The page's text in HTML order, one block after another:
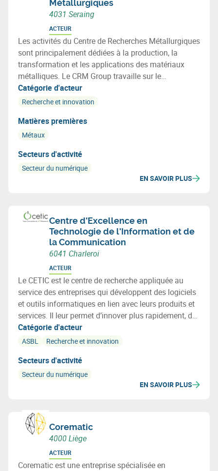
Métallurgiques
4031 Seraing
ACTEUR
Les activités du Centre de Recherches Métallurgiques
sont principalement dédiées à la production, la
transformation et les applications des matériaux
métalliques. Le CRM Group travaille sur le
développement de métaux dits intelligents.
Catégorie d'acteur
Recherche et innovation
Matières premières
Métaux
Secteurs d'activité
Secteur du numérique
EN SAVOIR PLUS
Centre d'Excellence en
Technologie de l'Information et de
la Communication
6041 Charleroi
ACTEUR
Le CETIC est le centre de recherche appliquée au
service des entreprises qui développent des logiciels
et outils informatiques en lien avec leurs produits et
services. Il leur permet d’innover plus rapidement, de
diminuer les risques, et d’intégrer les meilleures
technologies issues de la recherche.
Catégorie d'acteur
ASBL Recherche et innovation
Secteurs d'activité
Secteur du numérique
EN SAVOIR PLUS
Corematic
4000 Liège
ACTEUR
Corematic est une entreprise spécialisée en